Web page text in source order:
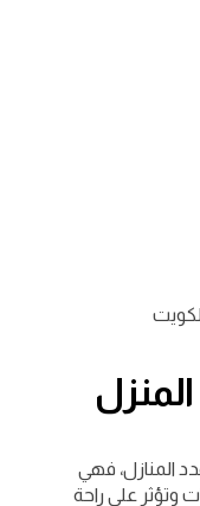
المنازل، فهي
وتؤثر على راحة